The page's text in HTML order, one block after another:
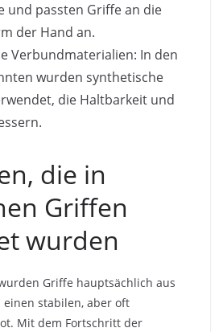
und passten Griffe an die
der Hand an.
Verbundmaterialien: In den
wurden synthetische
die Haltbarkeit und
die in
Griffen
wurden
Griffe hauptsächlich aus
einen stabilen, aber oft
Mit dem Fortschritt der